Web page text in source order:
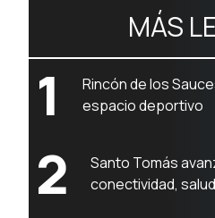
MÁS
1
Rincón de los
espacio deportivo
2
Santo Tomás
conectividad,